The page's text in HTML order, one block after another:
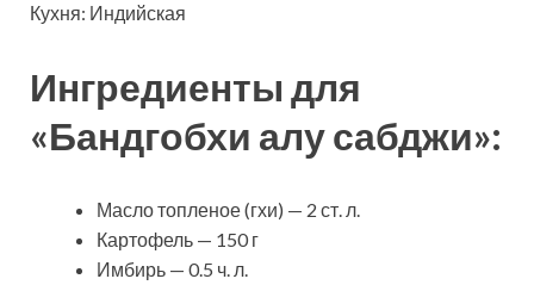
Кухня: Индийская
Ингредиенты для
«Бандгобхи алу сабджи»:
Масло топленое (гхи) — 2 ст. л.
Картофель — 150 г
Имбирь — 0.5 ч. л.